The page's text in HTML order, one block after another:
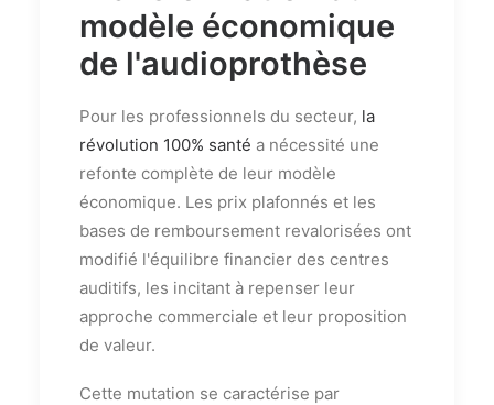
modèle économique
de l'audioprothèse
Pour les professionnels du secteur, la
révolution 100% santé a nécessité une
refonte complète de leur modèle
économique. Les prix plafonnés et les
bases de remboursement revalorisées ont
modifié l'équilibre financier des centres
auditifs, les incitant à repenser leur
approche commerciale et leur proposition
de valeur.
Cette mutation se caractérise par